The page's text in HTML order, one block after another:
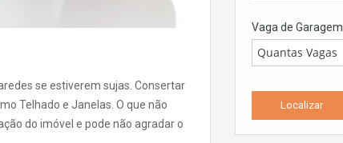
se estiverem sujas. Consertar
Telhado e Janelas. O que não
do imóvel e pode não agradar o
Vaga de Garagem
Quantas Vagas